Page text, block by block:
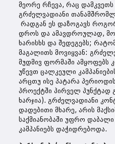
მეორე რჩევა, რაც დამკვეთს
გრძელვადიანი
რადგან ეს დაზოგავს
დროს და ამავდროულად,
ხარისხს და შედეგებს;
მაგალითს მოვიყვან:
მუდმივ ფორმაში ამყოფებს
უწევთ ცალკეული
არცთუ ისე პატარა
პროექტში პირველ
ხარჯია). გრძელვადიანი
დადებითი მხარე, არის
საქმიანობაში უფრო
კამპანიებს დაჭიდრებოდა.